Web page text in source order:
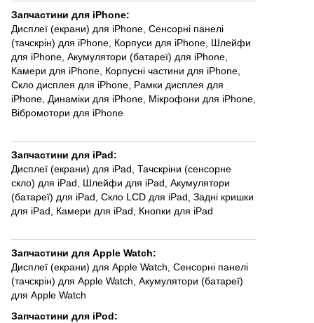
Запчастини для iPhone:
Дисплеї (екрани) для iPhone Сенсорні панелі
(тачскрін) для iPhone Корпуси для iPhone Шлейфи
для iPhone Акумулятори (батареї) для iPhone
Камери для iPhone Корпусні частини для iPhone
Скло дисплея для iPhone Рамки дисплея для
iPhone Динаміки для iPhone Мікрофони для iPhone
Вібромотори для iPhone
Запчастини для iPad:
Дисплеї (екрани) для iPad Тачскріни (сенсорне
скло) для iPad
Шлейфи для iPad Акумулятори
(батареї) для iPad Скло LCD для iPad Задні кришки
для iPad
Камери для iPad Кнопки для iPad
Запчастини для Apple Watch:
Дисплеї (екрани) для Apple Watch Сенсорні панелі
(тачскрін) для Apple Watch Акумулятори (батареї)
для Apple Watch
Запчастини для iPod: